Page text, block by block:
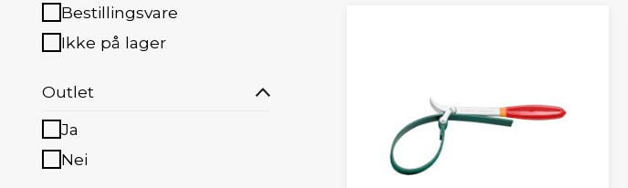
Bestillingsvare
Ikke på lager
Outlet
Ja
Nei